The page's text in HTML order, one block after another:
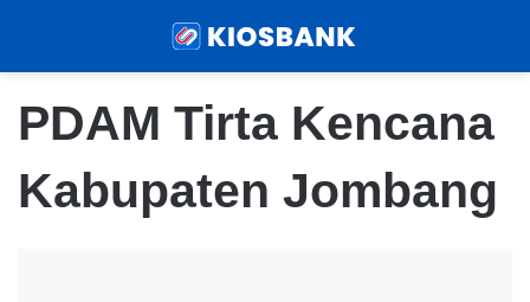
PDAM Tirta Kencana
Kabupaten Jombang